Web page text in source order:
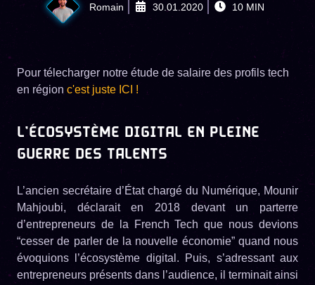
Romain 30.01.2020 10 MIN
Pour télecharger notre étude de salaire des profils tech
en région c'est juste ICI !
L’ÉCOSYSTÈME DIGITAL EN PLEINE
GUERRE DES TALENTS
L’ancien secrétaire d’État chargé du Numérique, Mounir
Mahjoubi, déclarait en 2018 devant un parterre
d’entrepreneurs de la French Tech que nous devions
“cesser de parler de la nouvelle économie” quand nous
évoquions l’écosystème digital. Puis, s’adressant aux
entrepreneurs présents dans l’audience, il terminait ainsi